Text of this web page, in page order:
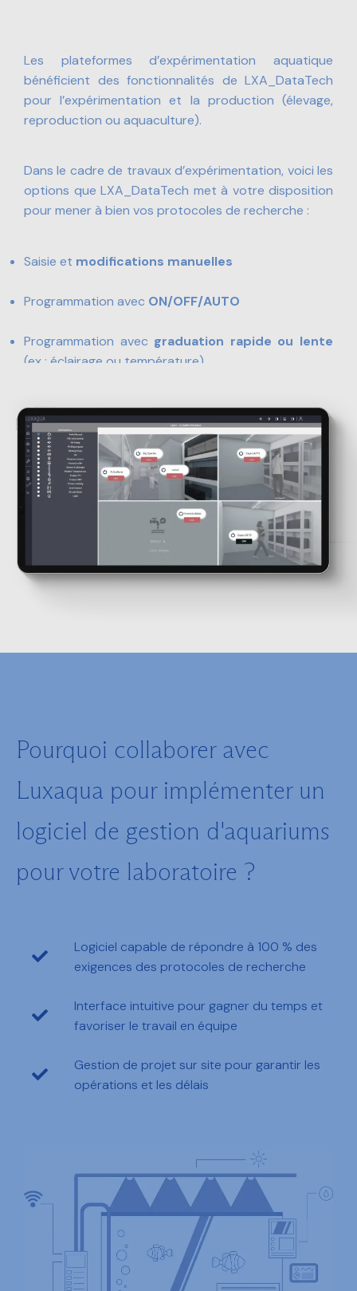
Les plateformes d’expérimentation aquatique
bénéficient des fonctionnalités de LXA_DataTech
pour l’expérimentation et la production (élevage,
reproduction ou aquaculture).
Dans le cadre de travaux d’expérimentation, voici les
options que LXA_DataTech met à votre disposition
pour mener à bien vos protocoles de recherche :
Saisie et modifications manuelles
Programmation avec ON/OFF/AUTO
Programmation avec graduation rapide ou lente
(ex : éclairage ou température)
relatives à l’environnement naturel – en cours de
développement
Pourquoi collaborer avec
Luxaqua pour implémenter un
logiciel de gestion d'aquariums
pour votre laboratoire ?
Logiciel capable de répondre à 100 % des
exigences des protocoles de recherche
Interface intuitive pour gagner du temps et
favoriser le travail en équipe
Gestion de projet sur site pour garantir les
opérations et les délais